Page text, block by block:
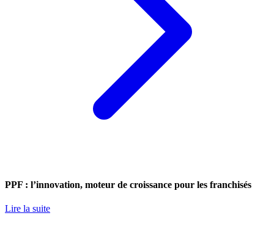
PPF : l’innovation, moteur de croissance pour les franchisés
Lire la suite